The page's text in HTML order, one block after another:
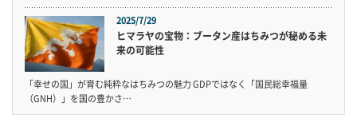
2025/7/29
ヒマラヤの宝物：ブータン産はちみつが秘める未
来の可能性
「幸せの国」が育む純粋なはちみつの魅力 GDPではなく「国民総幸福量
（GNH）」を国の豊かさ…